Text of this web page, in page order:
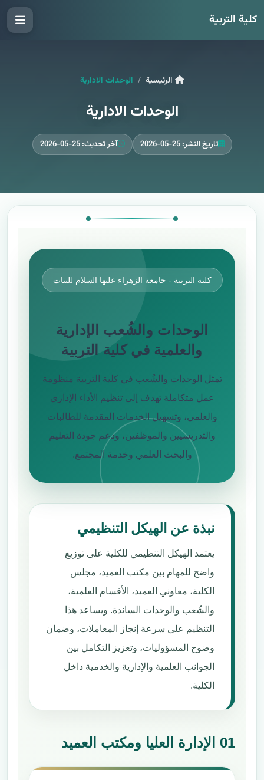
كلية التربية
الرئيسية الوحدات الادارية
الوحدات الادارية
تاريخ النشر: 25-05-2026 آخر تحديث: 25-05-2026
كلية التربية - جامعة الزهراء عليها السلام للبنات
الوحدات والشُعب الإدارية
والعلمية في كلية التربية
تمثل الوحدات والشُعب في كلية التربية منظومة
عمل متكاملة تهدف إلى تنظيم الأداء الإداري
والعلمي، وتسهيل الخدمات المقدمة للطالبات
والتدريسيين والموظفين، ودعم جودة التعليم
والبحث العلمي وخدمة المجتمع.
نبذة عن الهيكل التنظيمي
يعتمد الهيكل التنظيمي للكلية على توزيع
واضح للمهام بين مكتب العميد، مجلس
الكلية، معاوني العميد، الأقسام العلمية،
والشُعب والوحدات الساندة. ويساعد هذا
التنظيم على سرعة إنجاز المعاملات، وضمان
وضوح المسؤوليات، وتعزيز التكامل بين
الجوانب العلمية والإدارية والخدمية داخل
الكلية.
01 الإدارة العليا ومكتب العميد